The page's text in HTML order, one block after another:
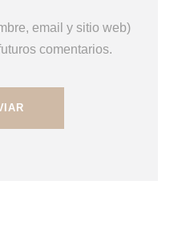
email y sitio web)
comentarios.